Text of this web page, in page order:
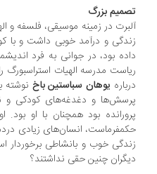
بزرگ
در زمینه موسیقی، فلسفه و الهیات از
و درآمد خوبی داشت و با کوشش
بود، در جوانی به فرد اندیشمند
مدرسه الهیات استراسبورگ را هم
یوهان سباستین باخنوشته بود او
و دغدغه‌های کودکی و
بود همچنان با او بود. او
انسان‌های زیادی دردمند
خوب و بانشاطی برخوردار است.
چنین حقی نداشتند؟